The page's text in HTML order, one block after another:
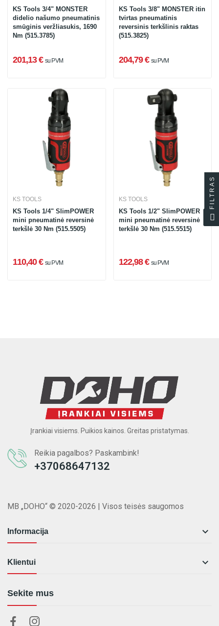
KS Tools 3/4" MONSTER
didelio našumo pneumatinis
smūginis veržliasukis, 1690
Nm (515.3785)
201,13 € su PVM
KS Tools 3/8" MONSTER itin
tvirtas pneumatinis
reversinis terkšlinis raktas
(515.3825)
204,79 € su PVM
KS TOOLS
KS Tools 1/4" SlimPOWER
mini pneumatinė reversinė
terkšlė 30 Nm (515.5505)
110,40 € su PVM
KS TOOLS
KS Tools 1/2" SlimPOWER
mini pneumatinė reversinė
terkšlė 30 Nm (515.5515)
122,98 € su PVM
Įrankiai visiems. Puikios kainos. Greitas pristatymas.
Reikia pagalbos? Paskambink!
+37068647132
MB „DOHO“ © 2020-2026 | Visos teisės saugomos
Informacija 
Klientui 
Sekite mus
FILTRAS